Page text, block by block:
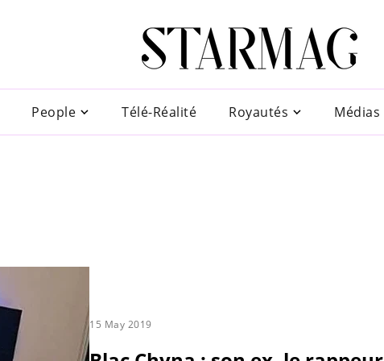
People Télé-Réalité Royautés Médias
15 May 2019